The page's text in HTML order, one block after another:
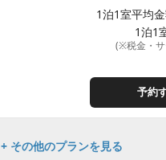
1泊1室平均
1泊1
(※税金・
予約
+ その他のプランを見る